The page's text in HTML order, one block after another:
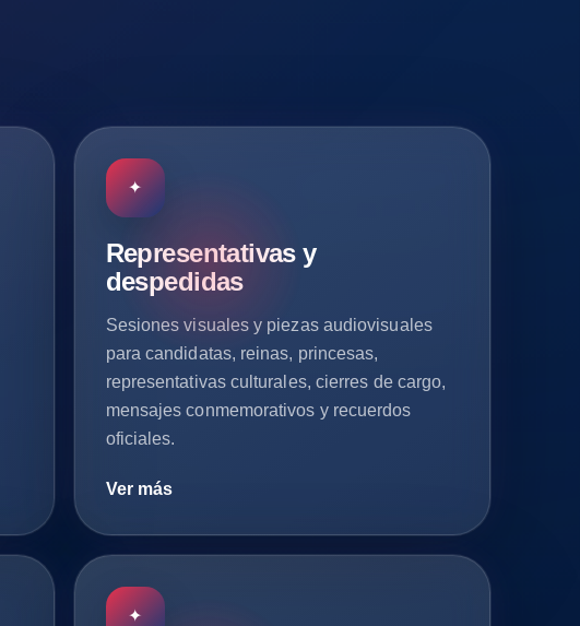
✦
Representativas y
despedidas
Sesiones visuales y piezas audiovisuales
para candidatas, reinas, princesas,
representativas culturales, cierres de cargo,
mensajes conmemorativos y recuerdos
oficiales.
Ver más
✦